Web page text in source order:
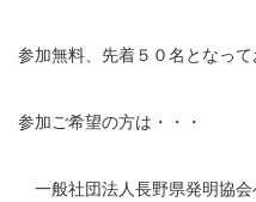
参加無料、先着５０名となって
参加ご希望の方は・・・
一般社団法人長野県発明協会